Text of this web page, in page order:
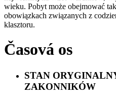
wieku. Pobyt może obejmować
obowiązkach związanych z
klasztoru.
Časová os
STAN
ZAKONNIKÓW